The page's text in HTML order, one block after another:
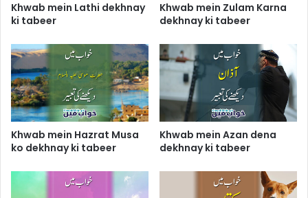
Khwab mein Lathi dekhnay
ki tabeer
Khwab mein Zulam Karna
dekhnay ki tabeer
Khwab mein Hazrat Musa
ko dekhnay ki tabeer
Khwab mein Azan dena
dekhnay ki tabeer